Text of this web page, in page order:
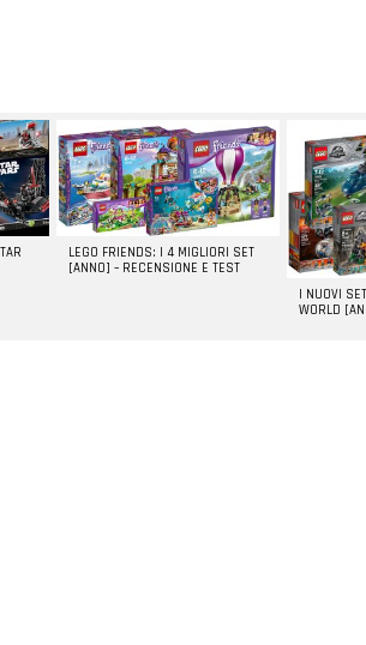
LEGO FRIENDS: I 4 MIGLIORI SET
[ANNO] – RECENSIONE E TEST
I NUOVI
WORLD